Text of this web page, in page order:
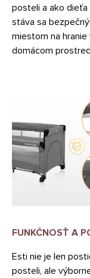
posteli a ako dieťa
stáva sa
miestom na hranie
domácom
FUNKČNOSŤ A
Esti nie je len
posteli, ale